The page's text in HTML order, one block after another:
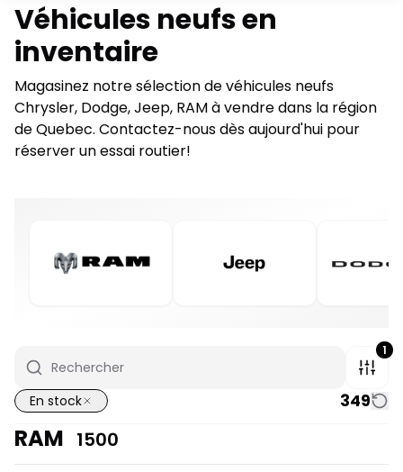
Véhicules neufs en
inventaire
Magasinez notre sélection de véhicules neufs
Chrysler, Dodge, Jeep, RAM à vendre dans la région
de Quebec. Contactez-nous dès aujourd'hui pour
réserver un essai routier!
1
En stock 349
RAM 1500
1/7
En stock